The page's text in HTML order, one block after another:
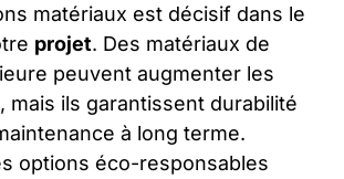
matériaux est décisif dans le
projet. Des matériaux de
peuvent augmenter les
mais ils garantissent durabilité
à long terme.
options éco-responsables